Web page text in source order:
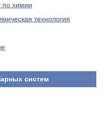
по химии
технология
систем